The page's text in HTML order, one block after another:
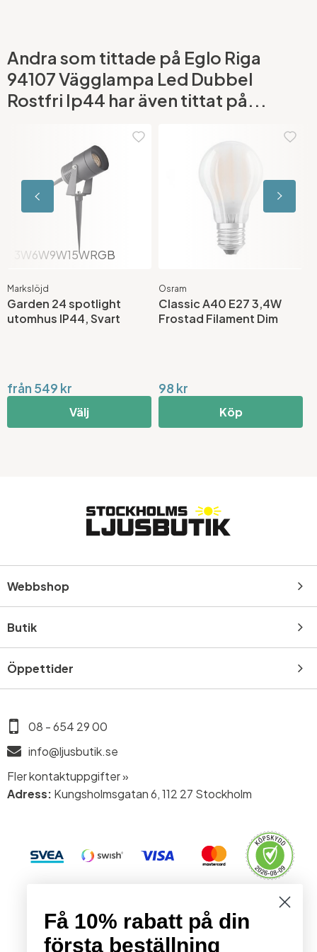
Andra som tittade på Eglo Riga
94107 Vägglampa Led Dubbel
Rostfri Ip44 har även tittat på...
3W6W9W15WRGB
Markslöjd
Garden 24 spotlight
utomhus IP44, Svart
från 549 kr
Välj
Osram
Classic A40 E27 3,4W
Frostad Filament Dim
98 kr
Köp
Webbshop
Butik
Öppettider
08 - 654 29 00
info@ljusbutik.se
Fler kontaktuppgifter »
Adress: Kungsholmsgatan 6, 112 27 Stockholm
© 2026 Stockholms Ljusbutik. Alla rättigheter förbehållna.
Få 10% rabatt på din
första beställning